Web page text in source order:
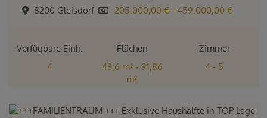
8200 Gleisdorf 205.000,00 € - 459.000,00 €
Verfügbare Einh.
4
Flächen
43,6 m² - 91,86
m²
Zimmer
4 - 5